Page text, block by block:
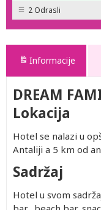
2 Odrasli
Informacije
DREAM
Lokacija
Hotel se nalazi u
Antaliji a 5 km od
Sadržaj
Hotel u svom